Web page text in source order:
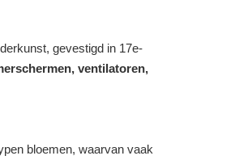
gevestigd in 17e-
ventilatoren,
bloemen, waarvan vaak